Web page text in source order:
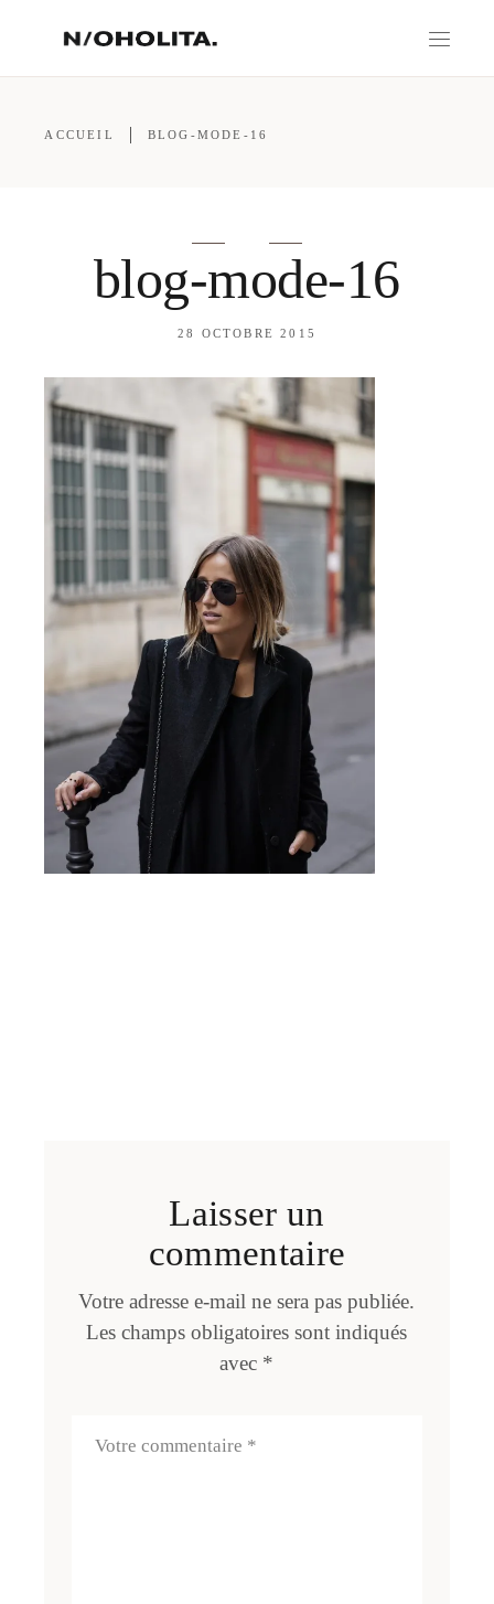
ACCUEIL BLOG-MODE-16
blog-mode-16
28 OCTOBRE 2015
Laisser un
commentaire
Votre adresse e-mail ne sera pas publiée.
Les champs obligatoires sont indiqués
avec *